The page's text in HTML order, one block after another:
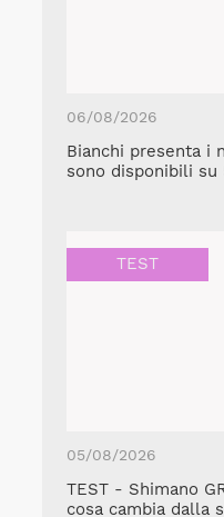
06/08/2026
Bianchi presenta i
sono disponibili su
TEST
05/08/2026
TEST - Shimano
cosa cambia dalla